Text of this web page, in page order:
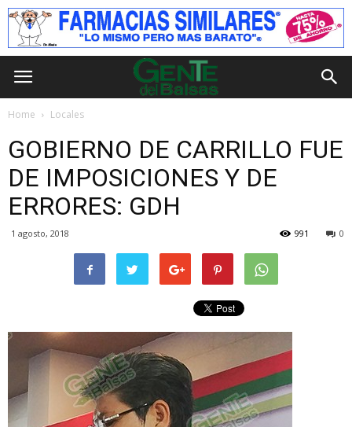
Home Locales
GOBIERNO DE CARRILLO FUE
DE IMPOSICIONES Y DE
ERRORES: GDH
1 agosto, 2018 0
991